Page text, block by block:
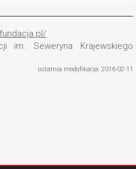
im. Seweryna Krajewskiego
ostatnia modyfikacja: 2016-02-11